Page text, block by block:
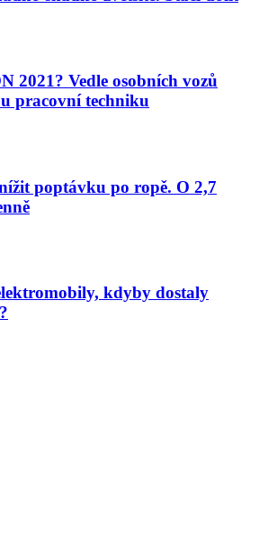
2021? Vedle osobních vozů
pracovní techniku
poptávku po ropě. O 2,7
kdyby dostaly